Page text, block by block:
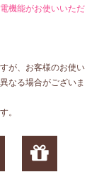
機能がお使いいただ
が、お客様のお使い
なる場合がございま
。